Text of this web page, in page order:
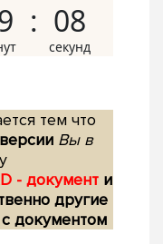
07
тем что
Вы в
- документ и
другие
документом